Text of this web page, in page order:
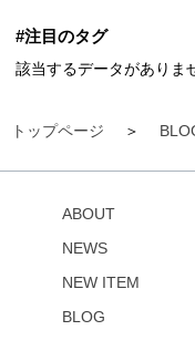
トップページ
#注目のタグ
該当するデータがありま
ABOUT
NEWS
NEW ITEM
BLOG